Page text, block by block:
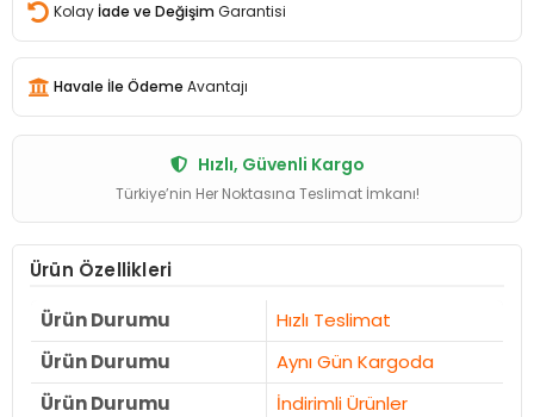
Kolay İade ve Değişim Garantisi
Havale İle Ödeme Avantajı
Hızlı, Güvenli Kargo
Türkiye’nin Her Noktasına Teslimat İmkanı!
Ürün Özellikleri
Ürün Durumu
Hızlı Teslimat
Ürün Durumu
Aynı Gün Kargoda
Ürün Durumu
İndirimli Ürünler